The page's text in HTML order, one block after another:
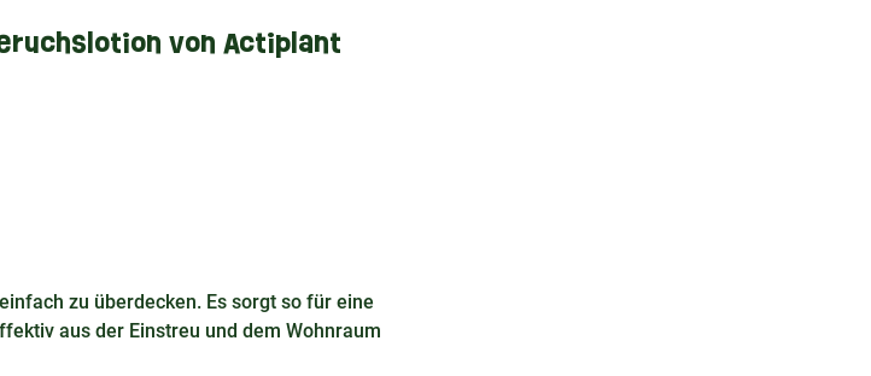
von Actiplant
zu überdecken. Es sorgt so für eine
aus der Einstreu und dem Wohnraum